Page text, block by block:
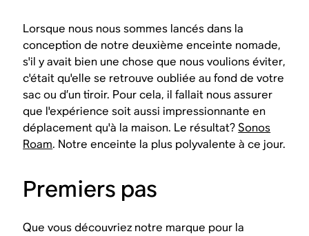
Lorsque nous nous sommes lancés dans la
conception de notre deuxième enceinte nomade,
s'il y avait bien une chose que nousvoulions éviter,
c'était qu'elle se retrouve oubliée au fond de votre
sac ou d’un tiroir. Pour cela, il fallait nous assurer
que l'expérience soit aussi impressionnante en
déplacement qu'à la maison. Le résultat?Sonos
Roam. Notre enceinte la plus polyvalente à ce jour.
Premiers pas
Que vous découvriez notre marque pour la